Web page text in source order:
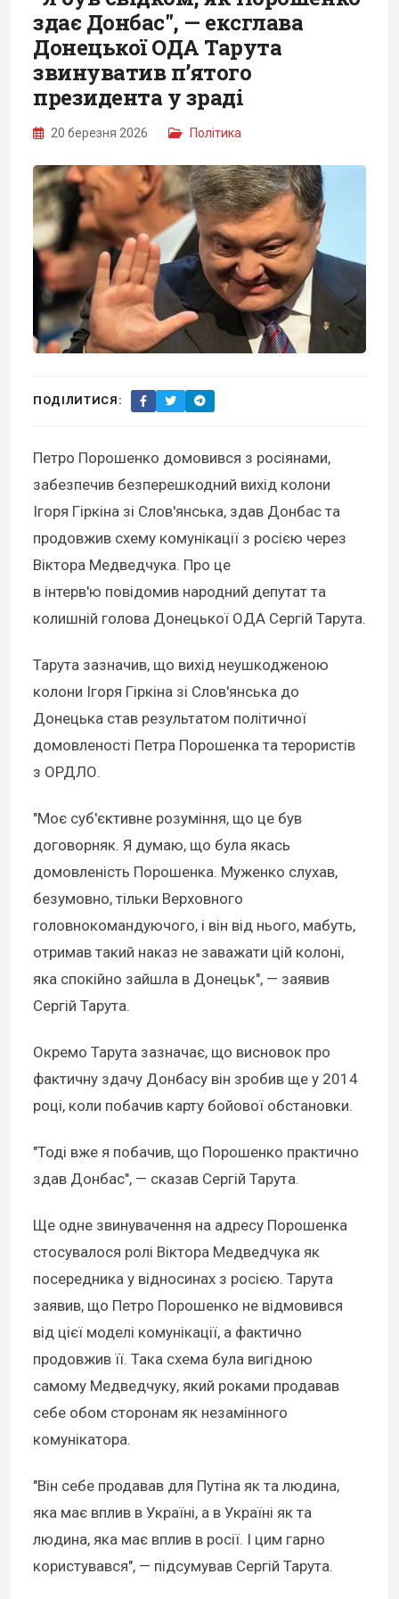
здає Донбас", — ексглава
Донецької ОДА Тарута
звинуватив п’ятого
президента у зраді
20 березня 2026 Політика
ПОДІЛИТИСЯ:
Петро Порошенко домовився з росіянами,
забезпечив безперешкодний вихід колони
Ігоря Гіркіна зі Слов'янська, здав Донбас та
продовжив схему комунікації з росією через
Віктора Медведчука. Про це
в інтерв'ю повідомив народний депутат та
колишній голова Донецької ОДА Сергій Тарута.
Тарута зазначив, що вихід неушкодженою
колони Ігоря Гіркіна зі Слов'янська до
Донецька став результатом політичної
домовленості Петра Порошенка та терористів
з ОРДЛО.
"Моє суб'єктивне розуміння, що це був
договорняк. Я думаю, що була якась
домовленість Порошенка. Муженко слухав,
безумовно, тільки Верховного
головнокомандуючого, і він від нього, мабуть,
отримав такий наказ не заважати цій колоні,
яка спокійно зайшла в Донецьк", — заявив
Сергій Тарута.
Окремо Тарута зазначає, що висновок про
фактичну здачу Донбасу він зробив ще у 2014
році, коли побачив карту бойової обстановки.
"Тоді вже я побачив, що Порошенко практично
здав Донбас", — сказав Сергій Тарута.
Ще одне звинувачення на адресу Порошенка
стосувалося ролі Віктора Медведчука як
посередника у відносинах з росією. Тарута
заявив, що Петро Порошенко не відмовився
від цієї моделі комунікації, а фактично
продовжив її. Така схема була вигідною
самому Медведчуку, який роками продавав
себе обом сторонам як незамінного
комунікатора.
"Він себе продавав для Путіна як та людина,
яка має вплив в Україні, а в Україні як та
людина, яка має вплив в росії. І цим гарно
користувався", — підсумував Сергій Тарута.